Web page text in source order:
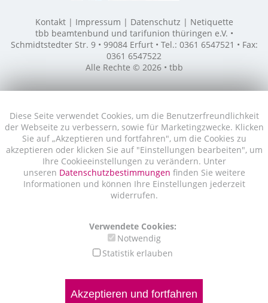
Diese Seite verwendet Cookies, um die Benutzerfreundlichkeit
der Webseite zu verbessern, sowie für Marketingzwecke. Klicken
Sie auf „Akzeptieren und fortfahren", um die Cookies zu
akzeptieren oder klicken Sie auf "Einstellungen bearbeiten", um
Ihre Cookieeinstellungen zu verändern. Unter
unseren Datenschutzbestimmungen finden Sie weitere
Informationen und können Ihre Einstellungen jederzeit
widerrufen.
Verwendete Cookies:
Notwendig
Statistik erlauben
Akzeptieren und fortfahren
Kontakt Impressum Datenschutz
Netiquette
tbb beamtenbund und tarifunion thüringen e.V. •
Schmidtstedter Str. 9 • 99084 Erfurt • Tel.: 0361 6547521 • Fax:
0361 6547522
Alle Rechte © 2026 • tbb